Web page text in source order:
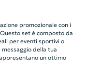
promozionale con i
set è composto da
per eventi sportivi o
della tua
un ottimo